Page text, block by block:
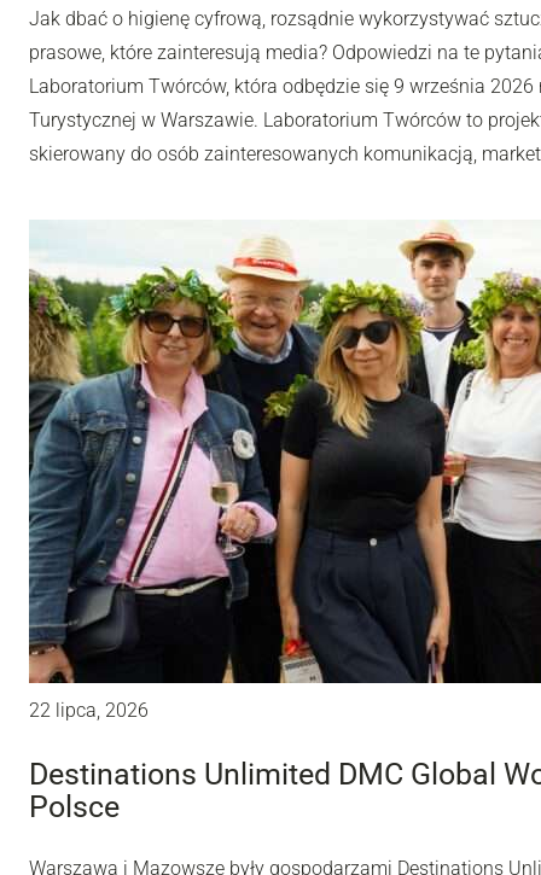
Jak dbać o higienę cyfrową, rozsądnie wykorzystywać
prasowe, które zainteresują media? Odpowiedzi na te
Laboratorium Twórców, która odbędzie się 9 września
Turystycznej w Warszawie. Laboratorium Twórców to
skierowany do osób zainteresowanych komunikacją,
22 lipca, 2026
Destinations Unlimited DMC Global
Polsce
Warszawa i Mazowsze były gospodarzami Destinations